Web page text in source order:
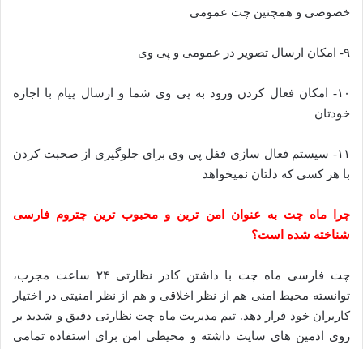
خصوصی و همچنین چت عمومی
۹- امکان ارسال تصویر در عمومی و پی وی
۱۰- امکان فعال کردن ورود به پی وی شما و ارسال پیام با اجازه
خودتان
۱۱- سیستم فعال سازی قفل پی وی برای جلوگیری از صحبت کردن
با هر کسی که دلتان نمیخواهد
چرا ماه چت به عنوان امن ترین و محبوب ترین چتروم فارسی
شناخته شده است؟
چت فارسی ماه چت با داشتن کادر نظارتی ۲۴ ساعت مجرب،
توانسته محیط امنی هم از نظر اخلاقی و هم از نظر امنیتی در اختیار
کاربران خود قرار دهد. تیم مدیریت ماه چت نظارتی دقیق و شدید بر
روی ادمین های سایت داشته و محیطی امن برای استفاده تمامی